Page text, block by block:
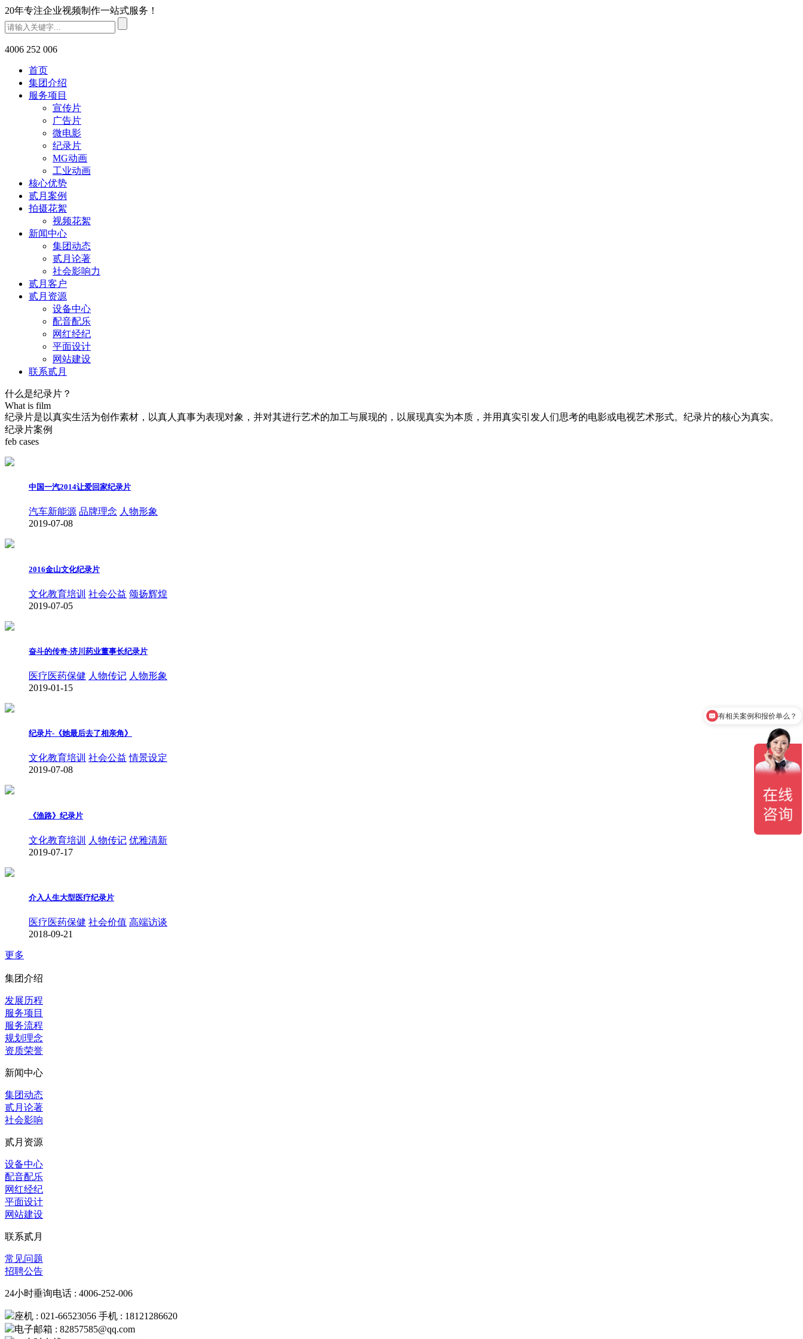
20年专注企业视频制作一站式服务！
4006 252 006
首页
集团介绍
服务项目
宣传片
广告片
微电影
纪录片
MG动画
工业动画
核心优势
贰月案例
拍摄花絮
视频花絮
新闻中心
集团动态
贰月论著
社会影响力
贰月客户
贰月资源
设备中心
配音配乐
网红经纪
平面设计
网站建设
联系贰月
什么是纪录片？
What is film
纪录片是以真实生活为创作素材，以真人真事为表现对象，并对其进行艺术的加工与展现的，以展现真实为本质，并用真实引发人们思考的电影或电视艺术形式。纪录片的核心为真实。
纪录片案例
feb cases
中国一汽2014让爱回家纪录片
汽车新能源 品牌理念 人物形象
2019-07-08
2016金山文化纪录片
文化教育培训 社会公益 颂扬辉煌
2019-07-05
奋斗的传奇-济川药业董事长纪录片
医疗医药保健 人物传记 人物形象
2019-01-15
纪录片-《她最后去了相亲角》
文化教育培训 社会公益 情景设定
2019-07-08
《渔路》纪录片
文化教育培训 人物传记 优雅清新
2019-07-17
介入人生大型医疗纪录片
医疗医药保健 社会价值 高端访谈
2018-09-21
更多
集团介绍
发展历程
服务项目
服务流程
规划理念
资质荣誉
新闻中心
集团动态
贰月论著
社会影响
贰月资源
设备中心
配音配乐
网红经纪
平面设计
网站建设
联系贰月
常见问题
招聘公告
24小时垂询电话 : 4006-252-006
座机 : 021-66523056 手机 : 18121286620
电子邮箱 : 82857585@qq.com
可以介绍下你们的产品么？